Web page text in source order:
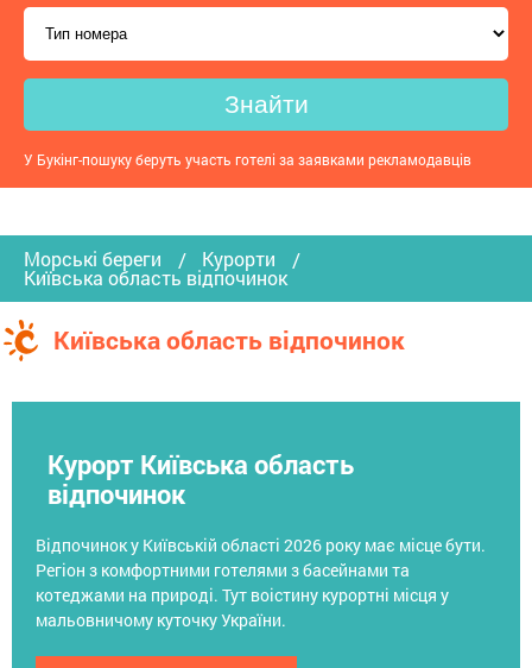
Знайти
У Букінг-пошуку беруть участь готелі за заявками рекламодавців
Морські береги Курорти
Київська область відпочинок
Київська область відпочинок
Курорт Київська область
відпочинок
Відпочинок у Київській області 2026 року має місце бути.
Регіон з комфортними готелями з басейнами та
котеджами на природі. Тут воістину курортні місця у
мальовничому куточку України.